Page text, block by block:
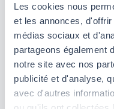
Les cookies nous
et les annonces,
médias sociaux et
partageons également
notre site avec nos
publicité et d'analyse,
avec d'autres
continu, de
soutenances de
Admission :
vous
directement
nous engageons
sous 7 jours !